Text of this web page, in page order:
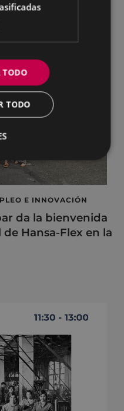
E INNOVACIÓN
da la bienvenida
Hansa-Flex en la
TODO
TODO